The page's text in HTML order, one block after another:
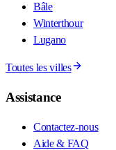
Bâle
Winterthour
Lugano
Toutes les villes
Assistance
Contactez-nous
Aide & FAQ